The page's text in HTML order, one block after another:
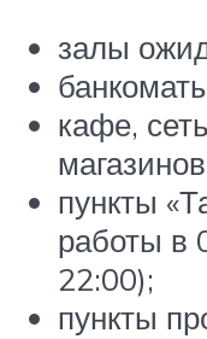
залы
кафе,
пункты
работы в
22:00);
пункты